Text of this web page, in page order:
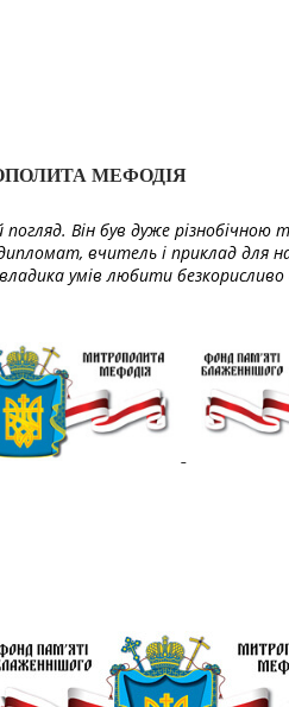
МЕФОДІЯ
Він був дуже
вчитель і приклад
умів любити безкорисливо